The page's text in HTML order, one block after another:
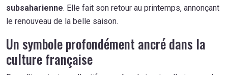
subsaharienne. Elle fait son retour au printemps, annonçant
le renouveau de la belle saison.
Un symbole profondément ancré dans la
culture française